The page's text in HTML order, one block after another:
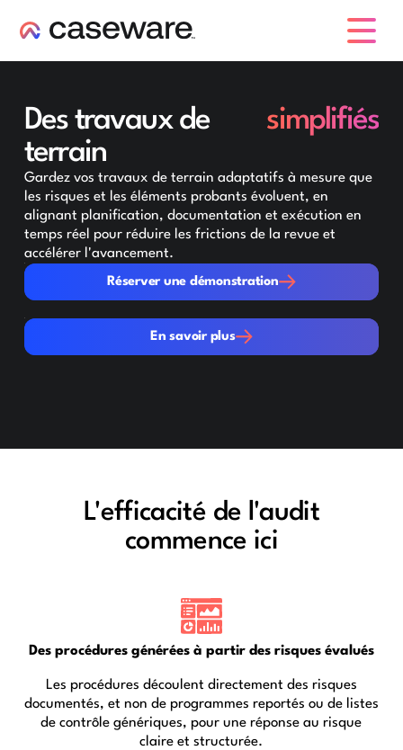
Des travaux de
terrain
simplifiés
Gardez vos travaux de terrain adaptatifs à mesure que
les risques et les éléments probants évoluent, en
alignant planification, documentation et exécution en
temps réel pour réduire les frictions de la revue et
accélérer l'avancement.
Réserver une démonstration
Réserver une démonstration
En savoir plus
En savoir plus
L'efficacité de l'audit
commence ici
Des procédures générées à partir des risques évalués
Les procédures découlent directement des risques
documentés, et non de programmes reportés ou de listes
de contrôle génériques, pour une réponse au risque
claire et structurée.